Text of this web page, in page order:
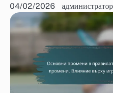
04/02/2026 администратор